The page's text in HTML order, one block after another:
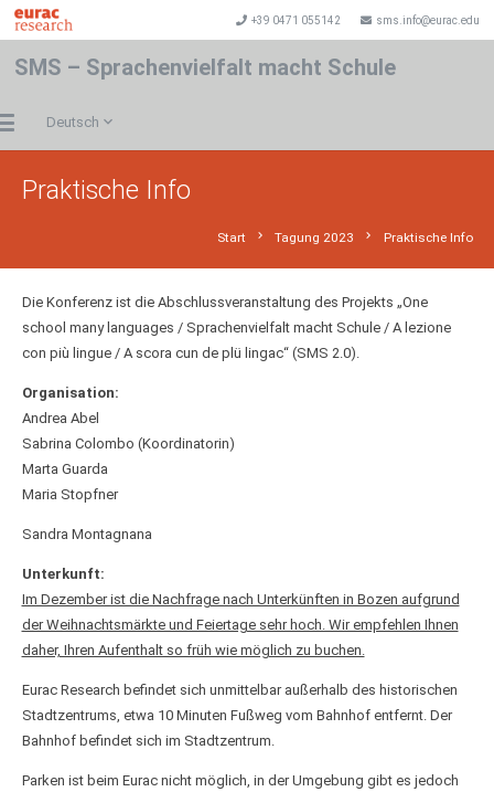
+39 0471 055142 sms.info@eurac.edu
SMS – Sprachenvielfalt macht Schule
Deutsch
Praktische Info
Start chevron_right Tagung 2023 chevron_right Praktische Info
Die Konferenz ist die Abschlussveranstaltung des Projekts „One
school many languages / Sprachenvielfalt macht Schule / A lezione
con più lingue / A scora cun de plü lingac“ (SMS 2.0).
Organisation:
Andrea Abel
Sabrina Colombo (Koordinatorin)
Marta Guarda
Maria Stopfner
Sandra Montagnana
Unterkunft:
Im Dezember ist die Nachfrage nach Unterkünften in Bozen aufgrund
der Weihnachtsmärkte und Feiertage sehr hoch. Wir empfehlen Ihnen
daher, Ihren Aufenthalt so früh wie möglich zu buchen.
Eurac Research befindet sich unmittelbar außerhalb des historischen
Stadtzentrums, etwa 10 Minuten Fußweg vom Bahnhof entfernt. Der
Bahnhof befindet sich im Stadtzentrum.
Parken ist beim Eurac nicht möglich, in der Umgebung gibt es jedoch